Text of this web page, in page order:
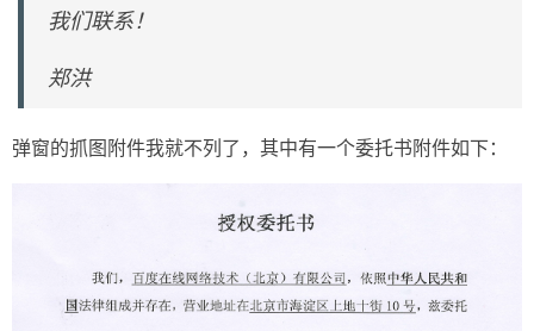
我们联系！
郑洪
弹窗的抓图附件我就不列了，其中有一个委托书附件如下：